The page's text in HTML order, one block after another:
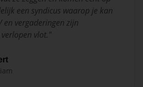
een syndicus waarop je kan
en vergaderingen zijn
vlot."